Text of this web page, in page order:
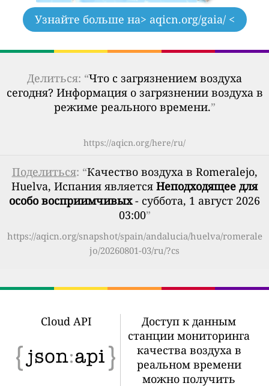
Узнайте больше на> aqicn.org/gaia/ <
Делиться: “Что с загрязнением воздуха
сегодня? Информация о загрязнении воздуха в
режиме реального времени.”
https://aqicn.org/here/ru/
Поделиться: “Качество воздуха в Romeralejo,
Huelva, Испания является Неподходящее для
особо восприимчивых- суббота, 1 август 2026
03:00”
https://aqicn.org/snapshot/spain/andalucia/huelva/romerale
jo/20260801-03/ru/?cs
Cloud API
Доступ к данным
станции мониторинга
качества воздуха в
реальном времени
можно получить